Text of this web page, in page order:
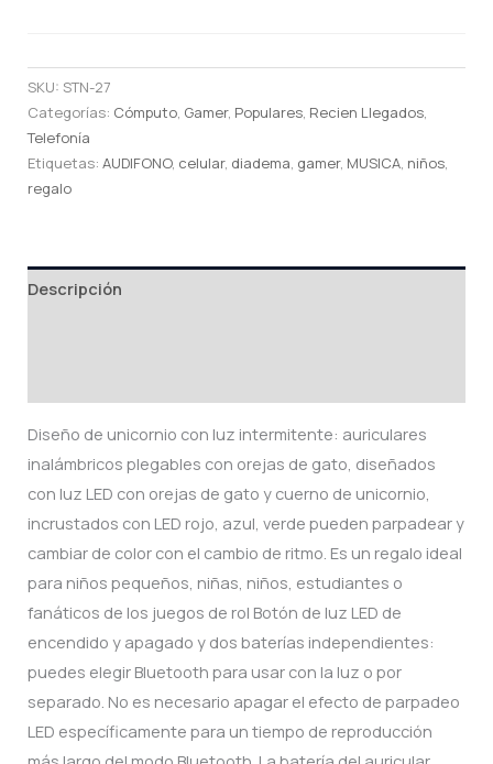
SKU: STN-27
Categorías: Cómputo, Gamer, Populares, Recien Llegados,
Telefonía
Etiquetas: AUDIFONO, celular, diadema, gamer, MUSICA, niños,
regalo
Descripción
Diseño de unicornio con luz intermitente: auriculares
inalámbricos plegables con orejas de gato, diseñados
con luz LED con orejas de gato y cuerno de unicornio,
incrustados con LED rojo, azul, verde pueden parpadear y
cambiar de color con el cambio de ritmo. Es un regalo ideal
para niños pequeños, niñas, niños, estudiantes o
fanáticos de los juegos de rol Botón de luz LED de
encendido y apagado y dos baterías independientes:
puedes elegir Bluetooth para usar con la luz o por
separado. No es necesario apagar el efecto de parpadeo
LED específicamente para un tiempo de reproducción